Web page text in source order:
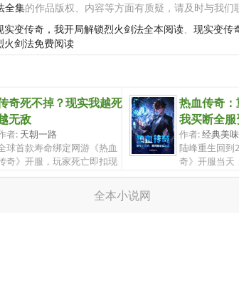
全集的作品版权、内容等方面有质疑，请及时与我们
实变传奇，我开局解锁烈火剑法全本阅读、 现实变传
火剑法免费阅读
奇死不掉？现实我越死
无敌
者: 天朝一路
球首款寿命绑定网游《热血
奇》开服，玩家死亡即扣现
寿命，...
热血传奇：
我买断全
作者:经典美味
陆峰重生回到
奇》开服当天
与无尽恨...
全本小说网